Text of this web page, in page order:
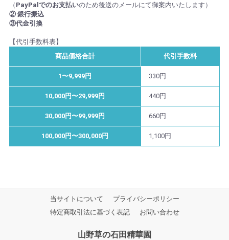
（ PayPalでのお支払いのため後送のメールにて御案内いたします）
② 銀行振込
③代金引換
【代引手数料表】
商品価格合計
代引手数料
1〜9,999円 330円
10,000円〜29,999円 440円
30,000円〜99,999円 660円
100,000円〜300,000円 1,100円
当サイトについて
プライバシーポリシー
特定商取引法に基づく表記
お問い合わせ
山野草の石田精華園